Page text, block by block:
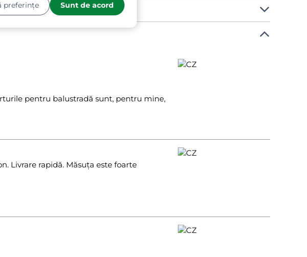
pentru balustradă sunt, pentru mine,
Livrare rapidă. Măsuța este foarte
preferințe Sunt de acord